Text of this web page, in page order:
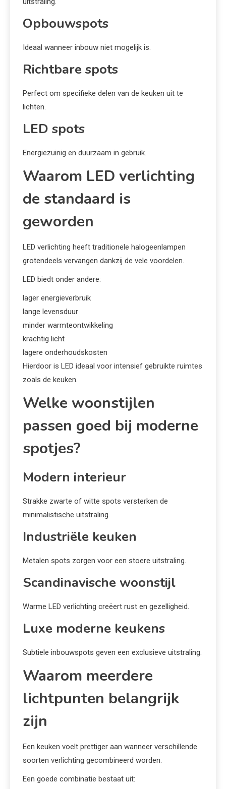
Opbouwspots
Ideaal wanneer inbouw niet mogelijk is.
Richtbare spots
Perfect om specifieke delen van de keuken uit te
lichten.
LED spots
Energiezuinig en duurzaam in gebruik.
Waarom LED verlichting
de standaard is
geworden
LED verlichting heeft traditionele halogeenlampen
grotendeels vervangen dankzij de vele voordelen.
LED biedt onder andere:
lager energieverbruik
lange levensduur
minder warmteontwikkeling
krachtig licht
lagere onderhoudskosten
Hierdoor is LED ideaal voor intensief gebruikte ruimtes
zoals de keuken.
Welke woonstijlen
passen goed bij moderne
spotjes?
Modern interieur
Strakke zwarte of witte spots versterken de
minimalistische uitstraling.
Industriële keuken
Metalen spots zorgen voor een stoere uitstraling.
Scandinavische woonstijl
Warme LED verlichting creëert rust en gezelligheid.
Luxe moderne keukens
Subtiele inbouwspots geven een exclusieve uitstraling.
Waarom meerdere
lichtpunten belangrijk
zijn
Een keuken voelt prettiger aan wanneer verschillende
soorten verlichting gecombineerd worden.
Een goede combinatie bestaat uit: